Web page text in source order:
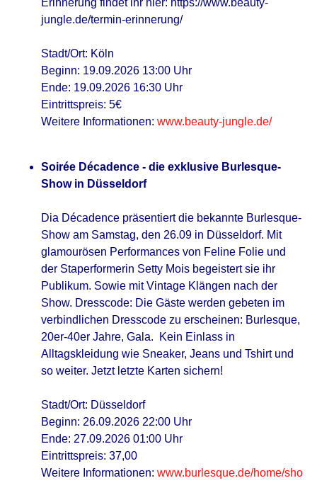
Erinnerung findet ihr hier: https://www.beauty-
jungle.de/termin-erinnerung/
Stadt/Ort: Köln
Beginn: 19.09.2026 13:00 Uhr
Ende: 19.09.2026 16:30 Uhr
Eintrittspreis: 5€
Weitere Informationen: www.beauty-jungle.de/
Soirée Décadence - die exklusive Burlesque-
Show in Düsseldorf
Dia Décadence präsentiert die bekannte Burlesque-
Show am Samstag, den 26.09 in Düsseldorf. Mit
glamourösen Performances von Feline Folie und
der Staperformerin Setty Mois begeistert sie ihr
Publikum. Sowie mit Vintage Klängen nach der
Show. Dresscode: Die Gäste werden gebeten im
verbindlichen Dresscode zu erscheinen: Burlesque,
20er-40er Jahre, Gala. Kein Einlass in
Alltagskleidung wie Sneaker, Jeans und Tshirt und
so weiter. Jetzt letzte Karten sichern!
Stadt/Ort: Düsseldorf
Beginn: 26.09.2026 22:00 Uhr
Ende: 27.09.2026 01:00 Uhr
Eintrittspreis: 37,00
Weitere Informationen: www.burlesque.de/home/sho